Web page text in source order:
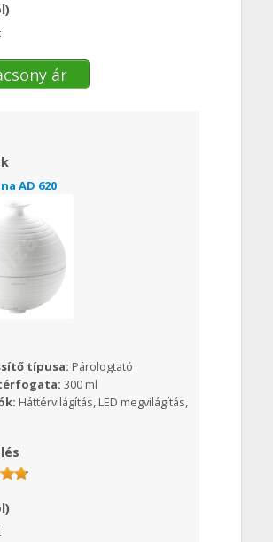
ár
AD 620
típusa: Párologtató
300 ml
Háttérvilágítás, LED megvilágítás,